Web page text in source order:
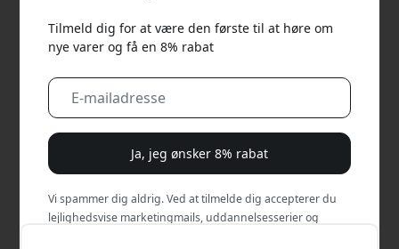
Tilmeld dig for at være den første til at høre om
nye varer og få en 8% rabat
Ja, jeg ønsker 8% rabat
Vi spammer dig aldrig. Ved at tilmelde dig accepterer du
lejlighedsvise marketingmails, uddannelsesserier og